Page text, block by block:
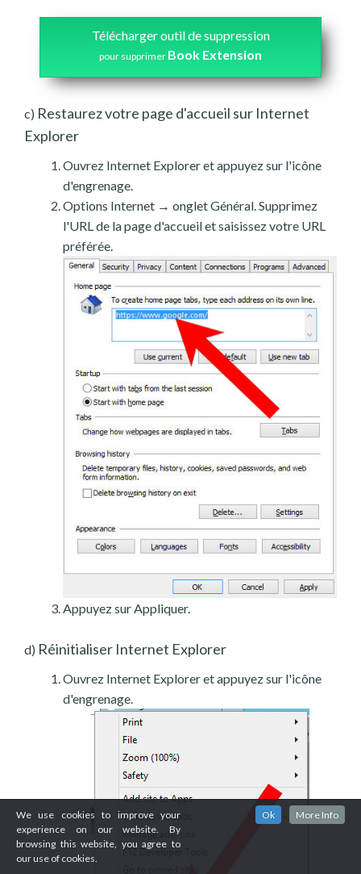
Télécharger outil de suppression
pour supprimer Book Extension
c) Restaurez votre page d'accueil sur Internet
Explorer
Ouvrez Internet Explorer et appuyez sur l'icône
d'engrenage.
Options Internet → onglet Général. Supprimez
l'URL de la page d'accueil et saisissez votre URL
préférée.
Appuyez sur Appliquer.
d) Réinitialiser Internet Explorer
Ouvrez Internet Explorer et appuyez sur l'icône
d'engrenage.
We use cookies to improve your
experience on our website. By
browsing this website, you agree to
our use of cookies.
Ok More Info